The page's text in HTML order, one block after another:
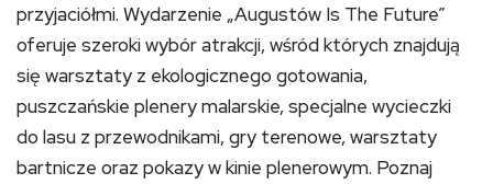
przyjaciółmi. Wydarzenie „Augustów Is The Future”
oferuje szeroki wybór atrakcji, wśród których znajdują
się warsztaty z ekologicznego gotowania,
puszczańskie plenery malarskie, specjalne wycieczki
do lasu z przewodnikami, gry terenowe, warsztaty
bartnicze oraz pokazy w kinie plenerowym. Poznaj